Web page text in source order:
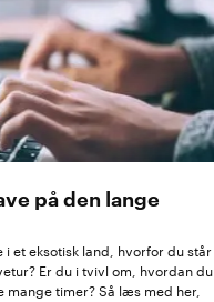
på den lange
i et eksotisk land, hvorfor du står
Er du i tvivl om, hvordan du
mange timer? Så læs med her,